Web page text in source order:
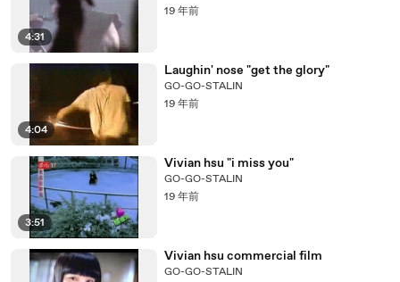
4:31
19 年前
4:04
Laughin' nose "get the glory"
GO-GO-STALIN
19 年前
3:51
Vivian hsu "i miss you"
GO-GO-STALIN
19 年前
Vivian hsu commercial film
GO-GO-STALIN